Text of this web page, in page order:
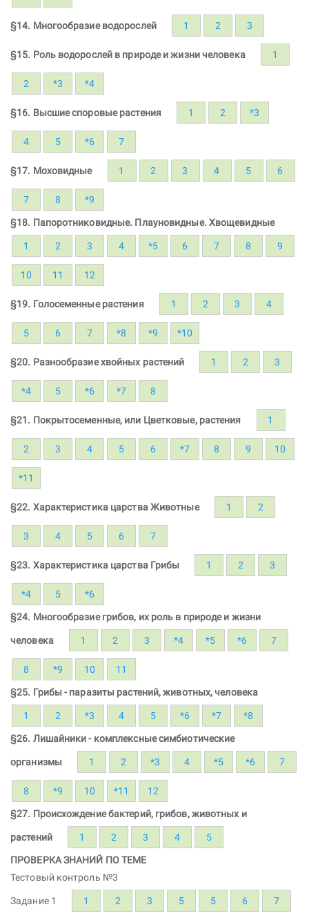
§14. Многообразие водорослей 1 2 3
§15. Роль водорослей в природе и жизни человека 1
2 *3 *4
§16. Высшие споровые растения 1 2 *3
4 5 *6 7
§17. Моховидные 1 2 3 4 5 6
7 8 *9
§18. Папоротниковидные. Плауновидные. Хвощевидные
1 2 3 4 *5 6 7 8 9
10 11 12
§19. Голосеменные растения 1 2 3 4
5 6 7 *8 *9 *10
§20. Разнообразие хвойных растений 1 2 3
*4 5 *6 *7 8
§21. Покрытосеменные, или Цветковые, растения 1
2 3 4 5 6 *7 8 9 10
*11
§22. Характеристика царства Животные 1 2
3 4 5 6 7
§23. Характеристика царства Грибы 1 2 3
*4 5 *6
§24. Многообразие грибов, их роль в природе и жизни
человека 1 2 3 *4 *5 *6 7
8 *9 10 11
§25. Грибы - паразиты растений, животных, человека
1 2 *3 4 5 *6 *7 *8
§26. Лишайники - комплексные симбиотические
организмы 1 2 *3 4 *5 *6 7
8 *9 10 *11 12
§27. Происхождение бактерий, грибов, животных и
растений 1 2 3 4 5
ПРОВЕРКА ЗНАНИЙ ПО ТЕМЕ
Тестовый контроль №3
Задание 1 1 2 3 5 5 6 7